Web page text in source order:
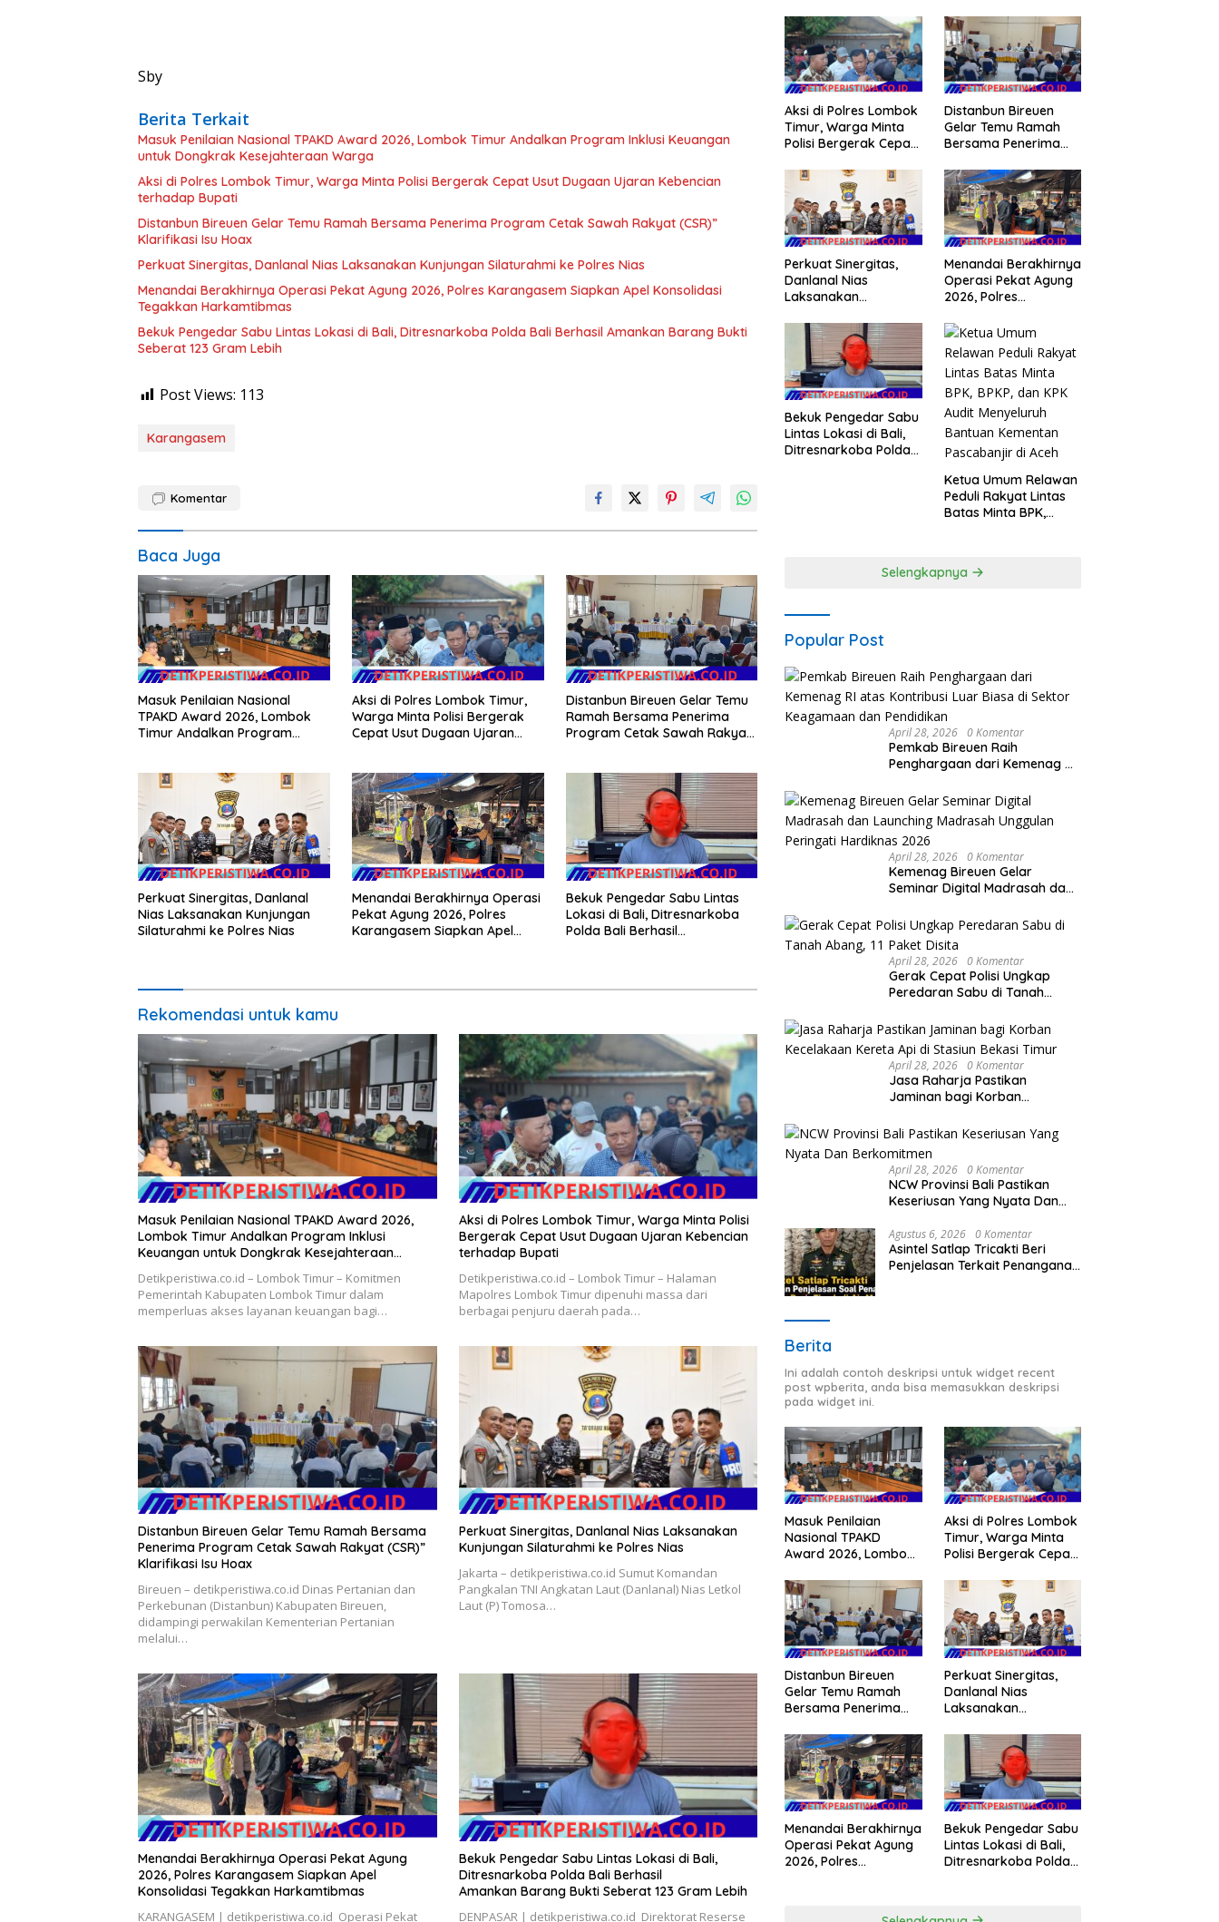
Sby
Berita Terkait
Masuk Penilaian Nasional TPAKD Award 2026, Lombok Timur Andalkan Program Inklusi Keuangan
untuk Dongkrak Kesejahteraan Warga
Aksi di Polres Lombok Timur, Warga Minta Polisi Bergerak Cepat Usut Dugaan Ujaran Kebencian
terhadap Bupati
Distanbun Bireuen Gelar Temu Ramah Bersama Penerima Program Cetak Sawah Rakyat (CSR)”
Klarifikasi Isu Hoax
Perkuat Sinergitas, Danlanal Nias Laksanakan Kunjungan Silaturahmi ke Polres Nias
Menandai Berakhirnya Operasi Pekat Agung 2026, Polres Karangasem Siapkan Apel Konsolidasi
Tegakkan Harkamtibmas
Bekuk Pengedar Sabu Lintas Lokasi di Bali, Ditresnarkoba Polda Bali Berhasil Amankan Barang Bukti
Seberat 123 Gram Lebih
Post Views: 113
Karangasem
Komentar
Baca Juga
Masuk Penilaian Nasional
TPAKD Award 2026, Lombok
Timur Andalkan Program
Warga
Aksi di Polres Lombok Timur,
Warga Minta Polisi Bergerak
Cepat Usut Dugaan Ujaran
Distanbun Bireuen Gelar Temu
Ramah Bersama Penerima
Program Cetak Sawah Rakyat
Perkuat Sinergitas, Danlanal
Nias Laksanakan Kunjungan
Silaturahmi ke Polres Nias
Menandai Berakhirnya Operasi
Pekat Agung 2026, Polres
Karangasem Siapkan Apel
Bekuk Pengedar Sabu Lintas
Lokasi di Bali, Ditresnarkoba
Polda Bali Berhasil
Rekomendasi untuk kamu
Masuk Penilaian Nasional TPAKD Award 2026,
Lombok Timur Andalkan Program Inklusi
Keuangan untuk Dongkrak Kesejahteraan
Detikperistiwa.co.id – Lombok Timur – Komitmen
Pemerintah Kabupaten Lombok Timur dalam
memperluas akses layanan keuangan bagi…
Aksi di Polres Lombok Timur, Warga Minta Polisi
Bergerak Cepat Usut Dugaan Ujaran Kebencian
terhadap Bupati
Detikperistiwa.co.id – Lombok Timur – Halaman
Mapolres Lombok Timur dipenuhi massa dari
berbagai penjuru daerah pada…
Distanbun Bireuen Gelar Temu Ramah Bersama
Penerima Program Cetak Sawah Rakyat (CSR)”
Klarifikasi Isu Hoax
Bireuen – detikperistiwa.co.id Dinas Pertanian dan
Perkebunan (Distanbun) Kabupaten Bireuen,
didampingi perwakilan Kementerian Pertanian
melalui…
Perkuat Sinergitas, Danlanal Nias Laksanakan
Kunjungan Silaturahmi ke Polres Nias
Jakarta – detikperistiwa.co.id Sumut Komandan
Pangkalan TNI Angkatan Laut (Danlanal) Nias Letkol
Laut (P) Tomosa…
Menandai Berakhirnya Operasi Pekat Agung
2026, Polres Karangasem Siapkan Apel
Konsolidasi Tegakkan Harkamtibmas
KARANGASEM | detikperistiwa.co.id Operasi Pekat
Bekuk Pengedar Sabu Lintas Lokasi di Bali,
Ditresnarkoba Polda Bali Berhasil
Amankan Barang Bukti Seberat 123 Gram Lebih
DENPASAR | detikperistiwa.co.id Direktorat Reserse
Dongkrak
Kesejahteraan Warga
Pembenahan Fasilitas
Sekolah
Aksi di Polres Lombok
Timur, Warga Minta
Polisi Bergerak Cepat
Kebencian terhadap
Bupati
Distanbun Bireuen
Gelar Temu Ramah
Bersama Penerima
Sawah Rakyat (CSR)”
Klarifikasi Isu Hoax
Perkuat Sinergitas,
Danlanal Nias
Laksanakan
ke Polres Nias
Menandai Berakhirnya
Operasi Pekat Agung
2026, Polres
Apel Konsolidasi
Tegakkan
Harkamtibmas
Bekuk Pengedar Sabu
Lintas Lokasi di Bali,
Ditresnarkoba Polda
Ketua Umum Relawan
Peduli Rakyat Lintas
Batas Minta BPK,
di Aceh
Selengkapnya
Popular Post
April 28, 2026 0 Komentar
Pemkab Bireuen Raih
Penghargaan dari Kemenag RI
Sektor Keagamaan dan
Pendidikan
April 28, 2026 0 Komentar
Kemenag Bireuen Gelar
Seminar Digital Madrasah dan
Peringati Hardiknas 2026
April 28, 2026 0 Komentar
Gerak Cepat Polisi Ungkap
Peredaran Sabu di Tanah
April 28, 2026 0 Komentar
Jasa Raharja Pastikan
Jaminan bagi Korban
Stasiun Bekasi Timur
April 28, 2026 0 Komentar
NCW Provinsi Bali Pastikan
Keseriusan Yang Nyata Dan
Agustus 6, 2026 0 Komentar
Asintel Satlap Tricakti Beri
Penjelasan Terkait Penanganan
Berita
Ini adalah contoh deskripsi untuk widget recent
post wpberita, anda bisa memasukkan deskripsi
pada widget ini.
Masuk Penilaian
Nasional TPAKD
Award 2026, Lombok
Program Inklusi
Keuangan untuk
Dongkrak
Kesejahteraan Warga
Aksi di Polres Lombok
Timur, Warga Minta
Polisi Bergerak Cepat
Kebencian terhadap
Bupati
Distanbun Bireuen
Gelar Temu Ramah
Bersama Penerima
Sawah Rakyat (CSR)”
Klarifikasi Isu Hoax
Perkuat Sinergitas,
Danlanal Nias
Laksanakan
ke Polres Nias
Menandai Berakhirnya
Operasi Pekat Agung
2026, Polres
Bekuk Pengedar Sabu
Lintas Lokasi di Bali,
Ditresnarkoba Polda